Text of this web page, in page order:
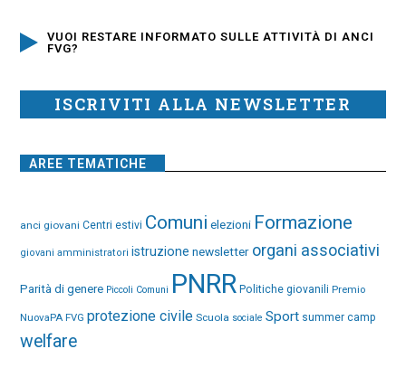
VUOI RESTARE INFORMATO SULLE ATTIVITÀ DI ANCI
FVG?
ISCRIVITI ALLA NEWSLETTER
AREE TEMATICHE
anci giovani Centri estivi Comuni elezioni Formazione
giovani amministratori istruzione newsletter organi associativi
Parità di genere Piccoli Comuni PNRR Politiche giovanili Premio
NuovaPA FVG protezione civile Scuola sociale Sport summer camp
welfare